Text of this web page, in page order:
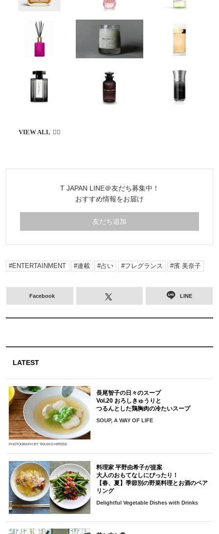
T JAPAN LINE＠友だち募集中！
おすすめ情報をお届け
友だち追加
ENTERTAINMENT 連載 占い フレグランス 濱 美奈子
Facebook LINE
LATEST
PHOTOGRAPH BY TAKAKO HIROSE
長尾智子の日々のスープ
Vol.20 おろしきゅうりと
つるんとした鶏胸肉の冷たいスープ
SOUP, A WAY OF LIFE
料理家 平野由希子が提案
大人のおもてなしにぴったり！
【春、夏】季節別の野菜料理とお酒のペア
リング
Delightful Vegetable Dishes with Drinks